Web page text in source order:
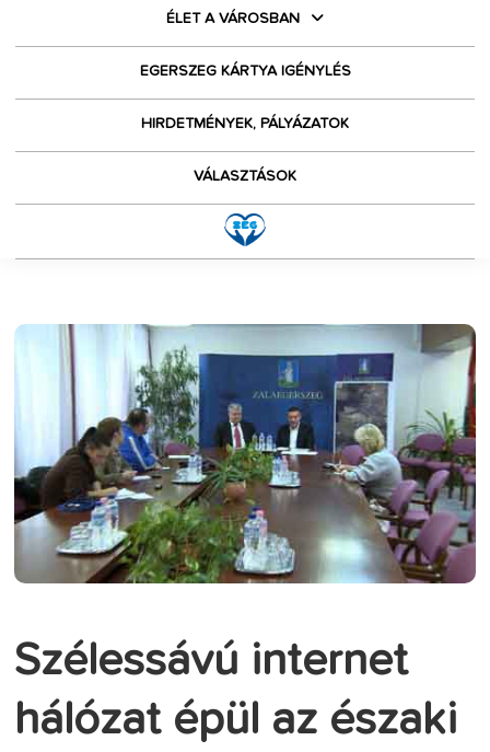
ÉLET A VÁROSBAN
EGERSZEG KÁRTYA IGÉNYLÉS
HIRDETMÉNYEK, PÁLYÁZATOK
VÁLASZTÁSOK
Szélessávú internet
hálózat épül az északi